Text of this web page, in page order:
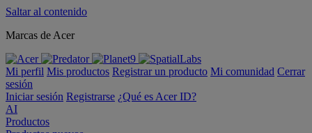
Saltar al contenido
Marcas de Acer
Mi perfil Mis productos Registrar un producto Mi comunidad Cerrar
sesión
Iniciar sesión Registrarse ¿Qué es Acer ID?
AI
Productos